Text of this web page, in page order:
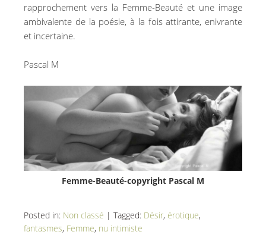
rapprochement vers la Femme-Beauté et une image
ambivalente de la poésie, à la fois attirante, enivrante
et incertaine.
Pascal M
Femme-Beauté-copyright Pascal M
Posted in: Non classé | Tagged: Désir, érotique,
fantasmes, Femme, nu intimiste